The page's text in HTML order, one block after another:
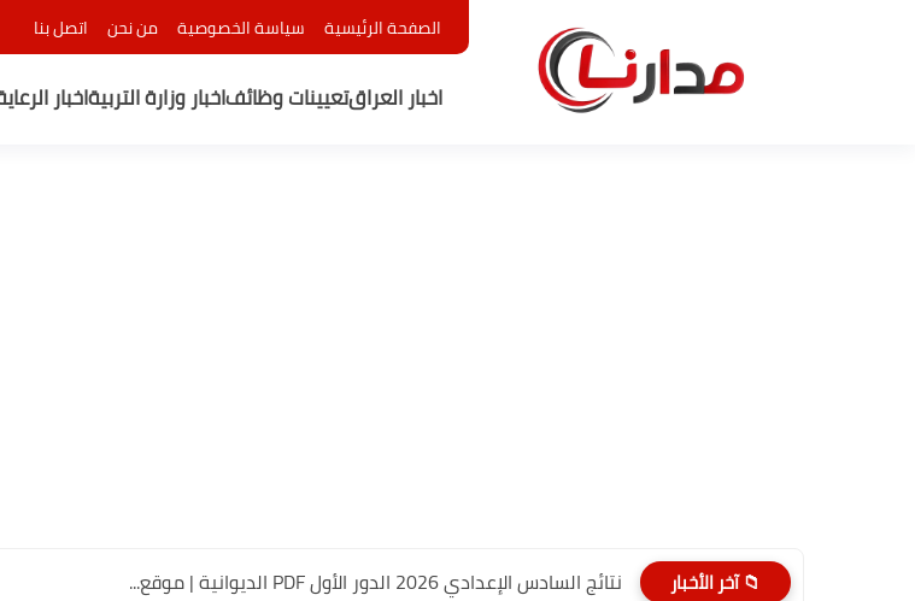
الصفحة الرئيسية سياسة الخصوصية من نحن اتصل بنا
اخبار العراقتعيينات وظائفاخبار وزارة التربيةاخبار
📁 آخر الأخبار نتائج السادس الإعدادي 2026 الدور الأول PDF الديوانية | موقع...